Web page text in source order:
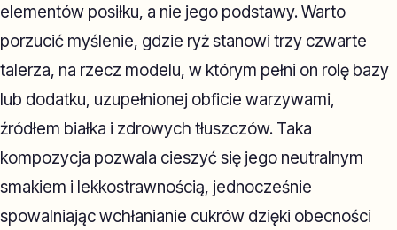
elementów posiłku, a nie jego podstawy. Warto
porzucić myślenie, gdzie ryż stanowi trzy czwarte
talerza, na rzecz modelu, w którym pełni on rolę bazy
lub dodatku, uzupełnionej obficie warzywami,
źródłem białka i zdrowych tłuszczów. Taka
kompozycja pozwala cieszyć się jego neutralnym
smakiem i lekkostrawnością, jednocześnie
spowalniając wchłanianie cukrów dzięki obecności